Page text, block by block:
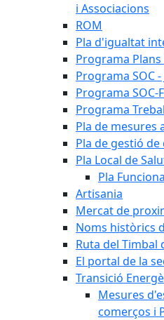
i Associacions
ROM
Pla d'igualtat
Programa
Programa SOC
Programa
Programa
Pla de mesures
Pla de gestió
Pla Local de
Pla
Artisania
Mercat de
Noms històrics
Ruta del Timbal
El portal de la
Transició
Mesures
comerços i